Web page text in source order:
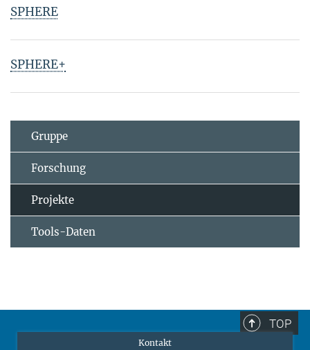
SPHERE
SPHERE+
Gruppe
Forschung
Projekte
Tools-Daten
TOP
Kontakt